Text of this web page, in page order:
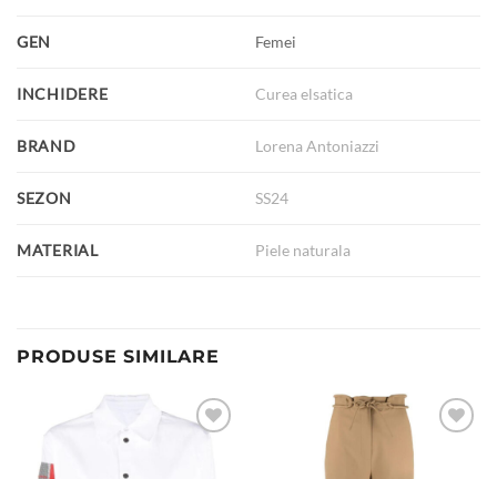
GEN Femei
INCHIDERE Curea elsatica
BRAND Lorena Antoniazzi
SEZON SS24
MATERIAL Piele naturala
PRODUSE SIMILARE